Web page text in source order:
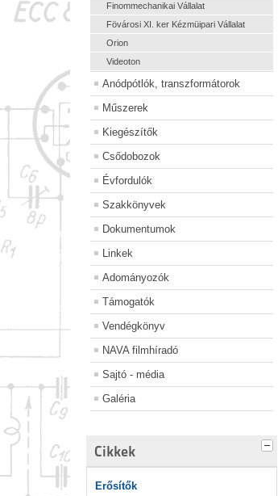
Finommechanikai Vállalat
Fövárosi XI. ker Kézmüipari Vállalat
Orion
Videoton
Anódpótlók, transzformátorok
Műszerek
Kiegészítők
Csődobozok
Évfordulók
Szakkönyvek
Dokumentumok
Linkek
Adományozók
Támogatók
Vendégkönyv
NAVA filmhíradó
Sajtó - média
Galéria
Cikkek
Erősítők